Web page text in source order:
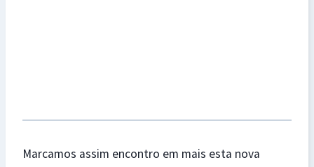
Marcamos assim encontro em mais esta nova